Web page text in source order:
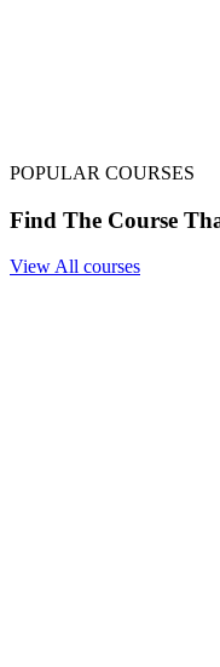
POPULAR COURSES
Find The Course
View All courses